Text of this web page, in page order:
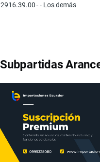
2916.39.00- - Los demás
Subpartidas